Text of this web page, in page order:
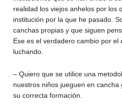
realidad los viejos anhelos por los
institución por la que he pasado.
canchas propias y que siguen
Ese es el verdadero cambio por el
luchando.
– Quiero que se utilice una
nuestros niños jueguen en
su correcta formación.